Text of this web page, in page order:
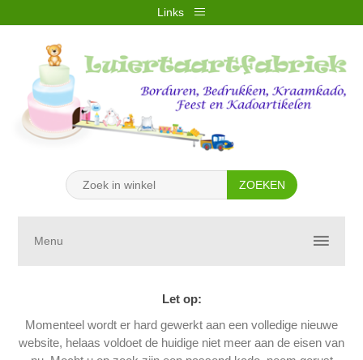
Links
REGISTREREN
WINKELWAGEN (0)
Menu
Let op:
Momenteel wordt er hard gewerkt aan een volledige nieuwe
website, helaas voldoet de huidige niet meer aan de eisen van